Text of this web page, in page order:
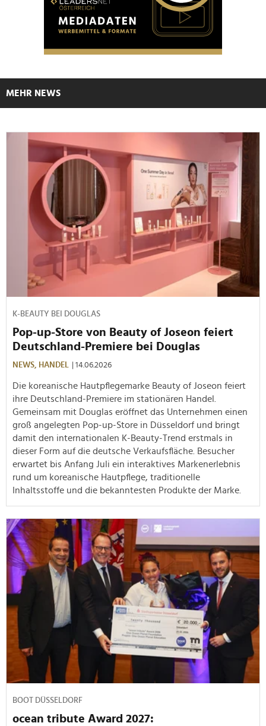
MEHR NEWS
K-BEAUTY BEI DOUGLAS
Pop-up-Store von Beauty of Joseon feiert
Deutschland-Premiere bei Douglas
NEWS, HANDEL | 14.06.2026
Die koreanische Hautpflegemarke Beauty of Joseon feiert
ihre Deutschland-Premiere im stationären Handel.
Gemeinsam mit Douglas eröffnet das Unternehmen einen
groß angelegten Pop-up-Store in Düsseldorf und bringt
damit den internationalen K-Beauty-Trend erstmals in
dieser Form auf die deutsche Verkaufsfläche. Besucher
erwartet bis Anfang Juli ein interaktives Markenerlebnis
rund um koreanische Hautpflege, traditionelle
Inhaltsstoffe und die bekanntesten Produkte der Marke.
BOOT DÜSSELDORF
ocean tribute Award 2027: